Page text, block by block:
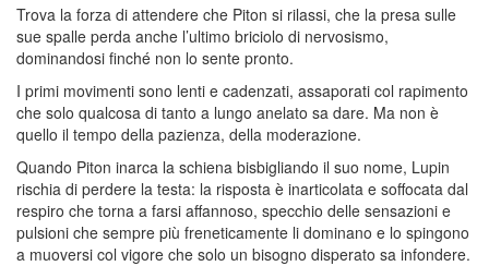
Trova la forza di attendere che Piton si rilassi, che la presa sulle
sue spalle perda anche l’ultimo briciolo di nervosismo,
dominandosi finché non lo sente pronto.
I primi movimenti sono lenti e cadenzati, assaporati col rapimento
che solo qualcosa di tanto a lungo anelato sa dare. Ma non è
quello il tempo della pazienza, della moderazione.
Quando Piton inarca la schiena bisbigliando il suo nome, Lupin
rischia di perdere la testa: la risposta è inarticolata e soffocata dal
respiro che torna a farsi affannoso, specchio delle sensazioni e
pulsioni che sempre più freneticamente li dominano e lo spingono
a muoversi col vigore che solo un bisogno disperato sa infondere.